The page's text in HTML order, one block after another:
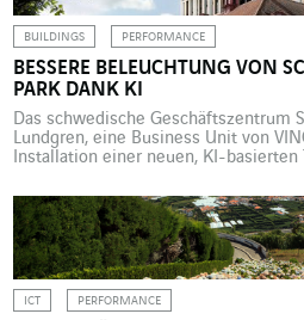
BUILDINGS PERFORMANCE
BESSERE BELEUCHTUNG VON
PARK DANK KI
Das schwedische Geschäftszentrum
Lundgren, eine Business Unit von
Installation einer neuen, KI-
Hochhäusern sorgt. Der Science Park
halbem Weg zwischen Göteborg
und Drehkreuz für
[…]
ICT PERFORMANCE